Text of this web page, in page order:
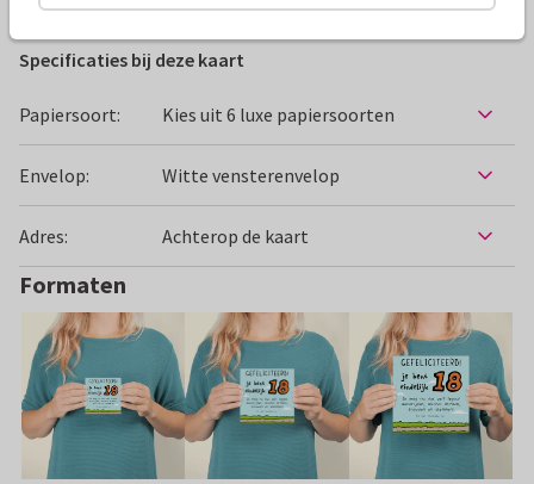
Specificaties bij deze kaart
Papiersoort: Kies uit 6 luxe papiersoorten
Envelop: Witte vensterenvelop
Adres: Achterop de kaart
Formaten